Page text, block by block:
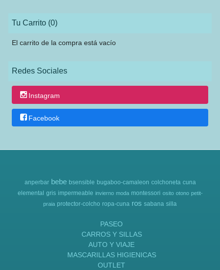
Tu Carrito (0)
El carrito de la compra está vacío
Redes Sociales
Instagram
Facebook
anperbar bebe bsensible bugaboo-camaleon colchoneta cuna
elemental gris impermeable invierno moda montessori osito otono petit-
praia protector-colcho ropa-cuna ros sabana silla
PASEO
CARROS Y SILLAS
AUTO Y VIAJE
MASCARILLAS HIGIENICAS
OUTLET